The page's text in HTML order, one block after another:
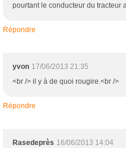
pourtant le conducteur du tracteur
Répondre
yvon 17/06/2013 21:35
<br /> il y à de quoi rougire.<br />
Répondre
Rasedeprès 16/06/2013 14:04